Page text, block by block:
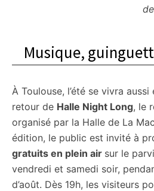
Musique,
À Toulouse, l’été se vivra
retour de Halle Night Long, le
organisé par la Halle de La
édition, le public est invité à
gratuits en plein air sur le
vendredi et samedi soir,
d’août. Dès 19h, les visiteurs